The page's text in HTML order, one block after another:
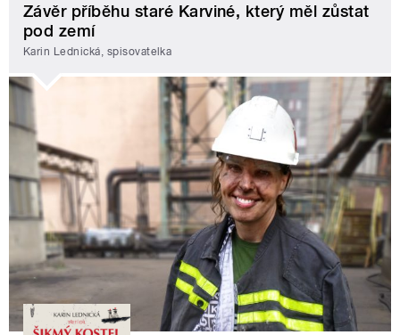
Závěr příběhu staré Karviné, který měl zůstat
pod zemí
Karin Lednická, spisovatelka